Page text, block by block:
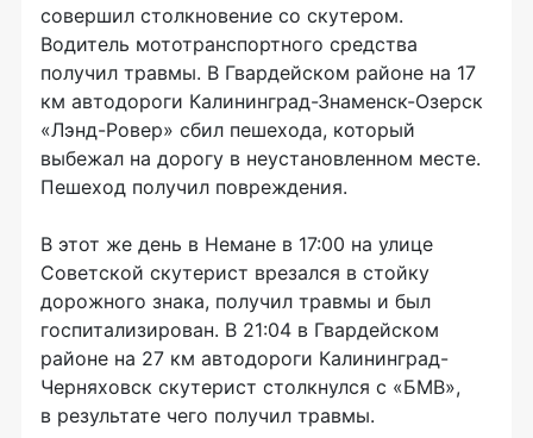
совершил столкновение со скутером.
Водитель мототранспортного средства
получил травмы. В Гвардейском районе на 17
км автодороги Калининград-Знаменск-Озерск
«Лэнд-Ровер» сбил пешехода, который
выбежал на дорогу в неустановленном месте.
Пешеход получил повреждения.
В этот же день в Немане в 17:00 на улице
Советской скутерист врезался в стойку
дорожного знака, получил травмы и был
госпитализирован. В 21:04 в Гвардейском
районе на 27 км автодороги Калининград-
Черняховск скутерист столкнулся с «БМВ»,
в результате чего получил травмы.